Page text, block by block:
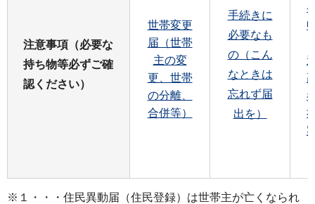
注意事項（必要な
持ち物等必ずご確
認ください）
世帯変更
届（世帯
主の変
更、世帯
の分離、
合併等）
手続きに
必要なも
の（こん
なときは
忘れず届
出を）
※１・・・住民異動届（住民登録）は世帯主が亡くなられ